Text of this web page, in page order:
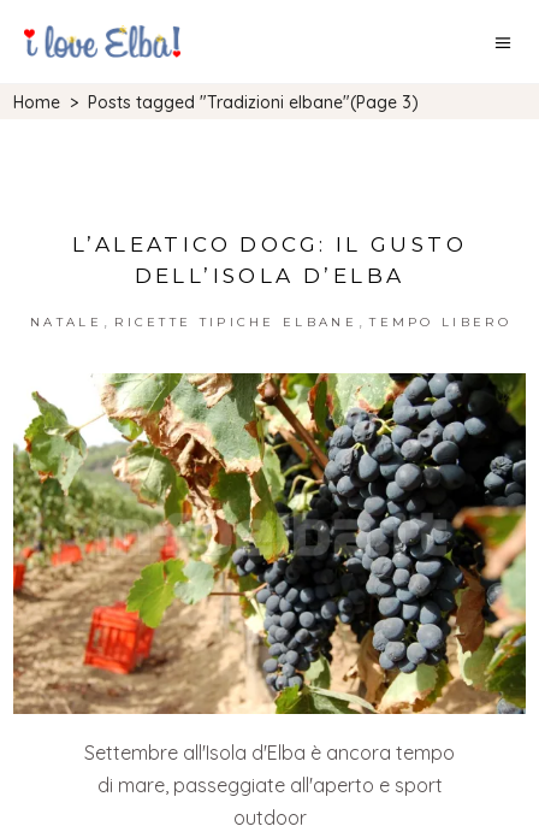
Home >Posts tagged "Tradizioni elbane"(Page 3)
L’ALEATICO DOCG: IL GUSTO
DELL’ISOLA D’ELBA
NATALE , RICETTE TIPICHE ELBANE , TEMPO LIBERO
Settembre all'Isola d'Elba è ancora tempo
di mare, passeggiate all'aperto e sport
outdoor